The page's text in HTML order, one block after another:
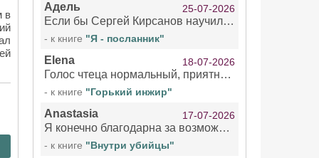
в
Адель 25-07-2026
Если бы Сергей Кирсанов научился не сглатывать каждые 1-2 минуты слюну, так что слышно в микрофоне и, что вызывает отвращение, то мелжно было бы слушать.
- к книге "Я - посланник"
Elena 18-07-2026
Голос чтеца нормальный, приятный тембр. Мне очень понравилось озвучивание рассказа. Очень странный отзыв Надежды. Может у неё что-то с нервами?
- к книге "Горький инжир"
Anastasia 17-07-2026
Я конечно благодарна за возможность бесплатно слушать книги даже новинки , но чтение этой книги просто ужасно
- к книге "Внутри убийцы"